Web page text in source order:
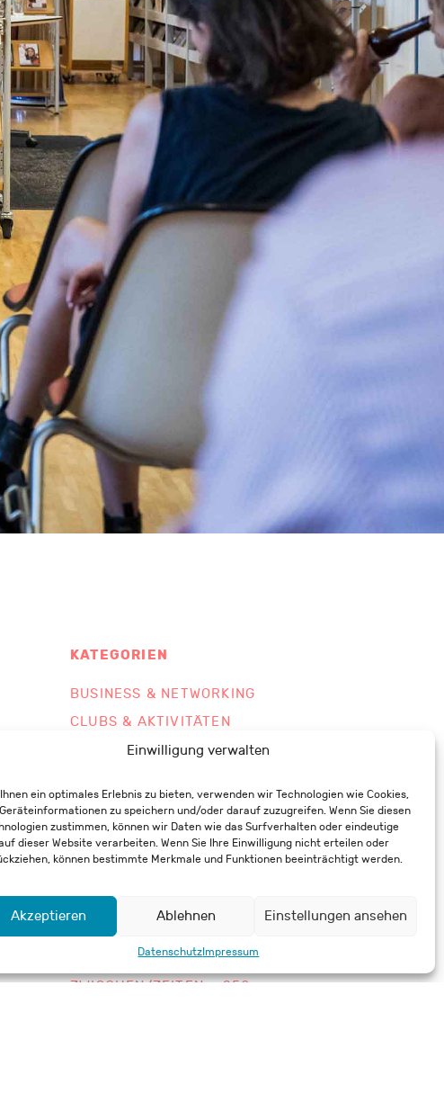
Einwilligung verwalten
ein optimales Erlebnis zu bieten, verwenden wir Technologien wie Cookies,
zu speichern und/oder darauf zuzugreifen. Wenn Sie diesen
zustimmen, können wir Daten wie das Surfverhalten oder eindeutige
auf dieser Website verarbeiten. Wenn Sie Ihre Einwilligung nicht erteilen oder
können bestimmte Merkmale und Funktionen beeinträchtigt werden.
Akzeptieren Ablehnen Einstellungen ansehen
Datenschutz Impressum
KATEGORIEN
BUSINESS & NETWORKING
CLUBS & AKTIVITÄTEN
IN DER BIBLIOTHEK
INS AUSLAND
KIDS & SCHULE
KUNST & KULTUR
ONLINE
POLITIK & GESELLSCHAFT
ZWISCHEN/ZEITEN – 250